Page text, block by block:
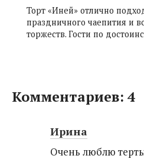
Торт «Иней» отлично
праздничного чаепития и
торжеств. Гости по
Комментариев: 4
Ирина
Очень люблю